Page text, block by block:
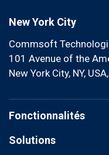
New York City
Commsoft
101 Avenue of the
New York City, NY,
Fonctionnalités
Solutions